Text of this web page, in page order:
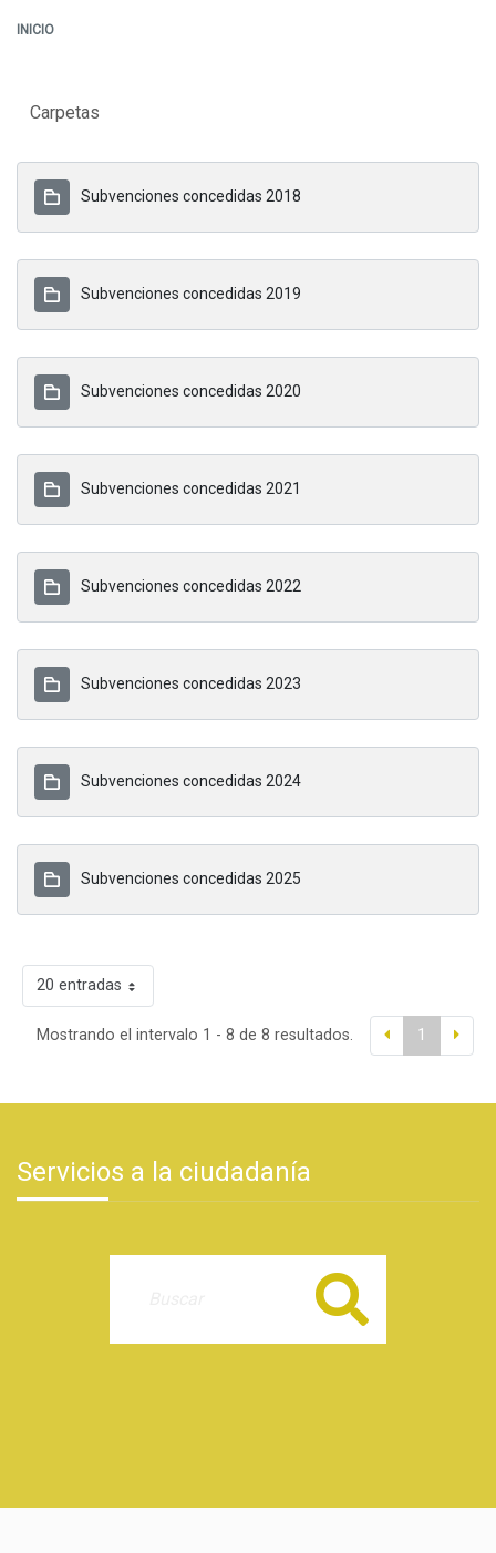
INICIO
Carpetas
Subvenciones concedidas 2018
Subvenciones concedidas 2019
Subvenciones concedidas 2020
Subvenciones concedidas 2021
Subvenciones concedidas 2022
Subvenciones concedidas 2023
Subvenciones concedidas 2024
Subvenciones concedidas 2025
20 entradas
Mostrando el intervalo 1 - 8 de 8 resultados. 1
Servicios a la ciudadanía
Buscar